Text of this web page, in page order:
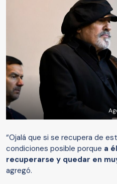
“Ojalá que si se recupera de
condiciones posible porque a
recuperarse y quedar en
agregó.